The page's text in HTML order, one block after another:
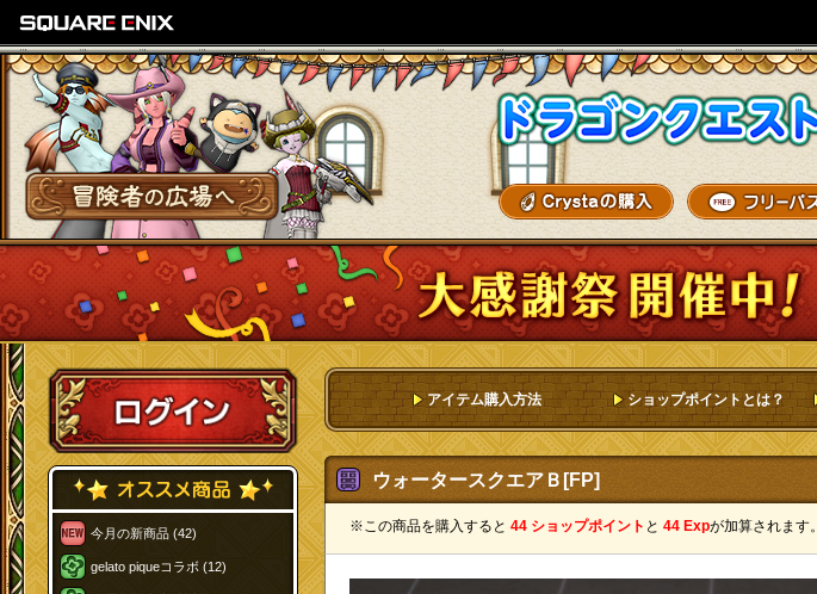
冒険者の広場へ
ログイン
今月の新商品 (42)
gelato piqueコラボ (12)
アイテム購入方法 ショップポイントとは？
ウォータースクエアＢ[FP]
※この商品を購入すると 44 ショップポイント と 44 Expが加算されます。